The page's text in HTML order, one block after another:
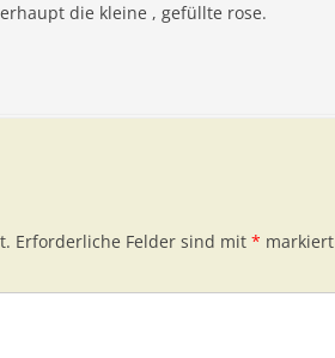
die kleine , gefüllte rose.
Erforderliche Felder sind mit * markiert